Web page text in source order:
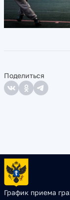
Поделиться
График приема